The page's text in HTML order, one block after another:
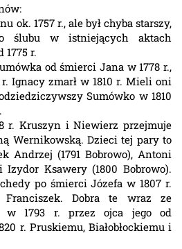
ok. 1757 r., ale był chyba starszy,
ślubu w istniejących aktach
1775 r.
od śmierci Jana w 1778 r.,
Ignacy zmarł w 1810 r. Mieli oni
Sumówko w 1810
r. Kruszyn i Niewierz przejmuje
Wernikowską. Dzieci tej pary to
Andrzej (1791 Bobrowo), Antoni
Izydor Ksawery (1800 Bobrowo).
po śmierci Józefa w 1807 r.
Franciszek. Dobra te wraz ze
w 1793 r. przez ojca jego od
r. Pruskiemu, Białobłockiemu i